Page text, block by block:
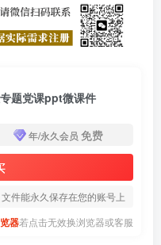
题党课ppt微课件
年/永久会员 免费
件能永久保存在您的账号上
器若点击无效换浏览器或客服